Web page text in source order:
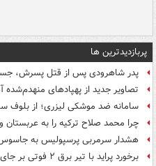
پربازدیدترین ها
پدر شاهرودی پس از قتل پسرش،
تصاویر جدید از پهپادهای منهدم‌شده
سامانه ضد موشکی لیزری؛ از بلوف
چرا محمد صلاح ترکیه را به عربستان
هشدار سرمربی پرسپولیس به
برخورد پراید با تیر برق ۲ فوتی بر جای گذاشت